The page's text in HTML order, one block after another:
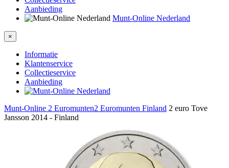
Aanbieding
Munt-Online Nederland
×
Informatie
Klantenservice
Collectieservice
Aanbieding
Munt-Online 2 Euromunten2 Euromunten Finland 2 euro Tove
Jansson 2014 - Finland